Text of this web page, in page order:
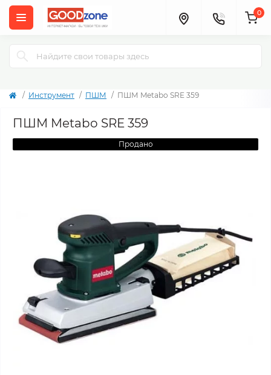
0
Инструмент ПШМ ПШМ Metabo SRE 359
ПШМ Metabo SRE 359
Продано